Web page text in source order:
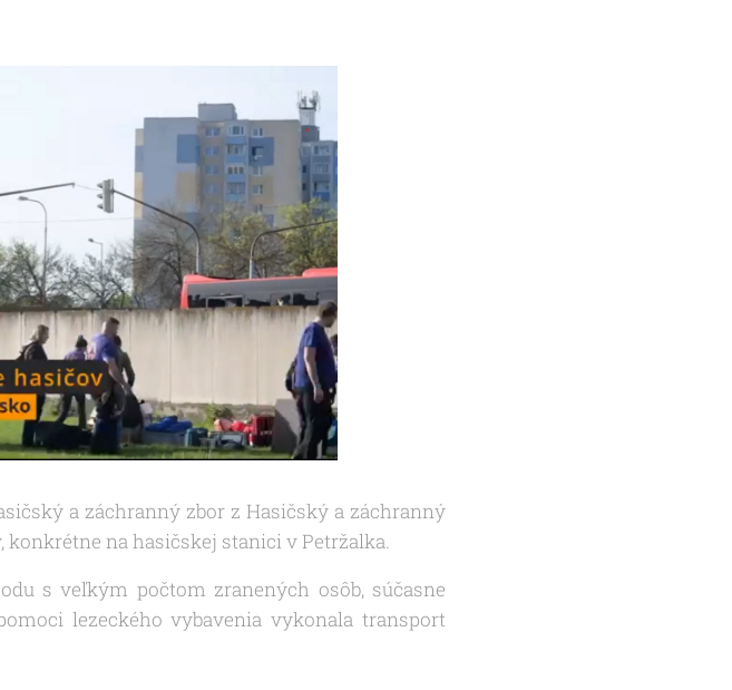
a záchranný zbor z Hasičský a záchranný
na hasičskej stanici v Petržalka.
s veľkým počtom zranených osôb, súčasne
lezeckého vybavenia vykonala transport